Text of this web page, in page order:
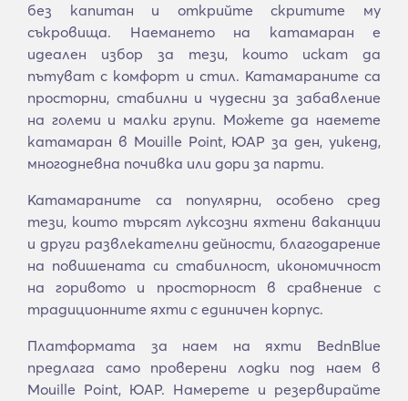
без капитан и открийте скритите му
съкровища. Наемането на катамаран е
идеален избор за тези, които искат да
пътуват с комфорт и стил. Катамараните са
просторни, стабилни и чудесни за забавление
на големи и малки групи. Можете да наемете
катамаран в Mouille Point, ЮАР за ден, уикенд,
многодневна почивка или дори за парти.
Катамараните са популярни, особено сред
тези, които търсят луксозни яхтени ваканции
и други развлекателни дейности, благодарение
на повишената си стабилност, икономичност
на горивото и просторност в сравнение с
традиционните яхти с единичен корпус.
Платформата за наем на яхти BednBlue
предлага само проверени лодки под наем в
Mouille Point, ЮАР. Намерете и резервирайте